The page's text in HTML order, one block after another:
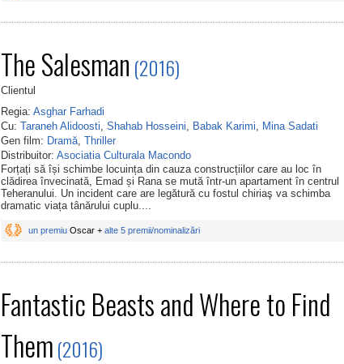
The Salesman (2016)
Clientul
Regia: Asghar Farhadi
Cu: Taraneh Alidoosti, Shahab Hosseini, Babak Karimi, Mina Sadati
Gen film: Dramă, Thriller
Distribuitor: Asociatia Culturala Macondo
Forțați să își schimbe locuința din cauza construcțiilor care au loc în
clădirea învecinată, Emad și Rana se mută într-un apartament în centrul
Teheranului. Un incident care are legătură cu fostul chiriaş va schimba
dramatic viața tânărului cuplu....
un premiu Oscar + alte 5 premii/nominalizări
Fantastic Beasts and Where to Find
Them(2016)